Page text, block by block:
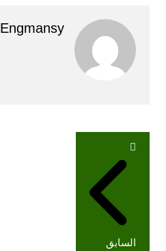
Engmansy
تصفّح
المقالات
السابق